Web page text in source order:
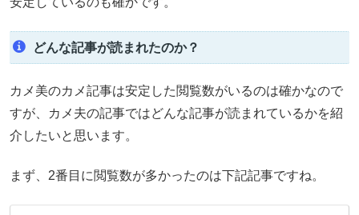
どんな記事が読まれたのか？
カメ美のカメ記事は安定した閲覧数がいるのは確かなので
すが、カメ夫の記事ではどんな記事が読まれているかを紹
介したいと思います。
まず、2番目に閲覧数が多かったのは下記記事ですね。